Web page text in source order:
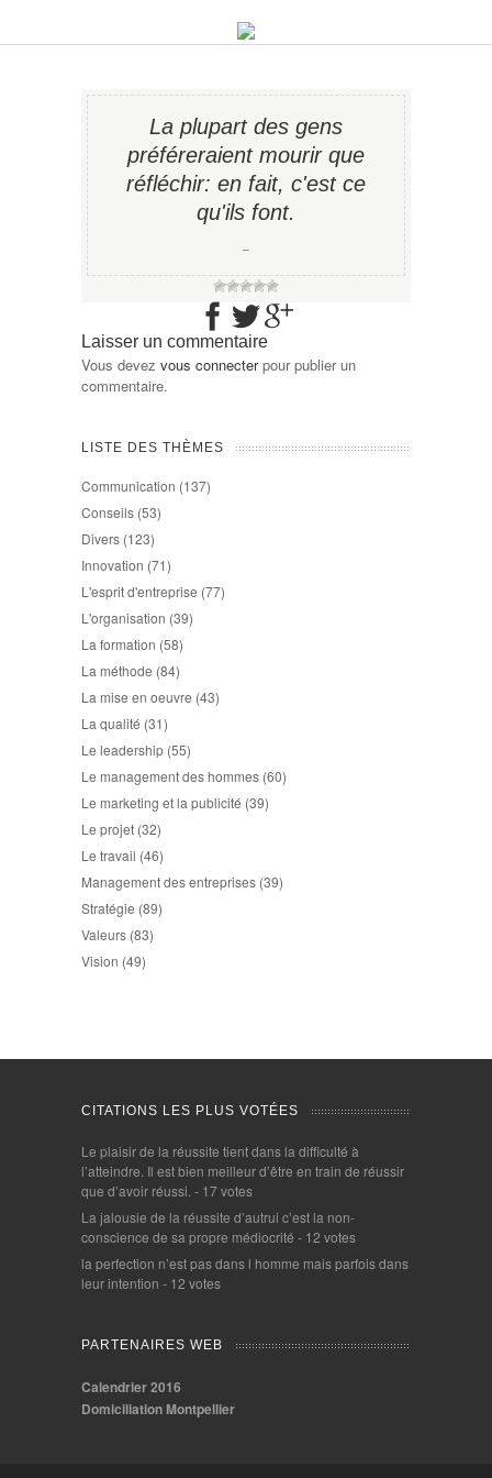
La plupart des gens
préféreraient mourir que
réfléchir: en fait, c'est ce
qu'ils font.
−
Laisser un commentaire
Vous devez vous connecterpour publier un
commentaire.
LISTE DES THÈMES
Communication (137)
Conseils (53)
Divers (123)
Innovation (71)
L'esprit d'entreprise (77)
L'organisation (39)
La formation (58)
La méthode (84)
La mise en oeuvre (43)
La qualité (31)
Le leadership (55)
Le management des hommes (60)
Le marketing et la publicité (39)
Le projet (32)
Le travail (46)
Management des entreprises (39)
Stratégie (89)
Valeurs (83)
Vision (49)
CITATIONS LES PLUS VOTÉES
Le plaisir de la réussite tient dans la difficulté à
l’atteindre. Il est bien meilleur d’être en train de réussir
que d’avoir réussi. - 17 votes
La jalousie de la réussite d’autrui c’est la non-
conscience de sa propre médiocrité - 12 votes
la perfection n’est pas dans l homme mais parfois dans
leur intention - 12 votes
PARTENAIRES WEB
Calendrier 2016
Domiciliation Montpellier